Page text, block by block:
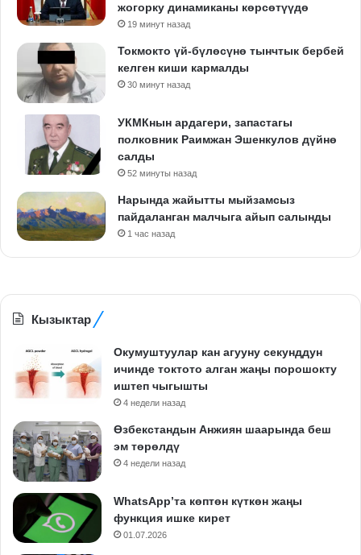
жогорку динамиканы көрсөтүүдө
19 минут назад
Токмокто үй-бүлөсүнө тынчтык бербей
келген киши кармалды
30 минут назад
УКМКнын ардагери, запастагы
полковник Раимжан Эшенкулов дүйнө
салды
52 минуты назад
Нарында жайытты мыйзамсыз
пайдаланган малчыга айып салынды
1 час назад
Кызыктар
Окумуштуулар кан агууну секунддун
ичинде токтото алган жаңы порошокту
иштеп чыгышты
4 недели назад
Өзбекстандын Анжиян шаарында беш
эм төрөлдү
4 недели назад
WhatsApp’та көптөн күткөн жаңы
функция ишке кирет
01.07.2026